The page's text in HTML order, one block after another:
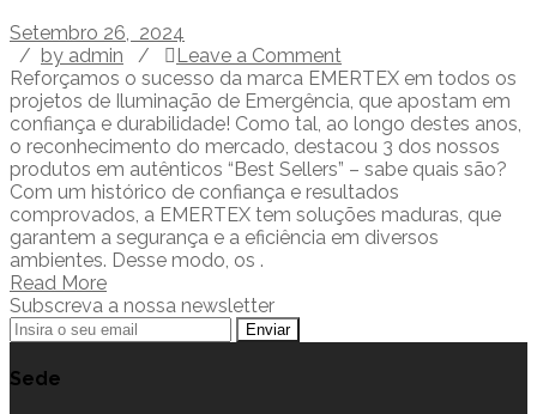
Setembro 26, 2024
/ by admin /
Leave a Comment
Reforçamos o sucesso da marca EMERTEX em todos os
projetos de Iluminação de Emergência, que apostam em
confiança e durabilidade! Como tal, ao longo destes anos,
o reconhecimento do mercado, destacou 3 dos nossos
produtos em autênticos “Best Sellers” – sabe quais são?
Com um histórico de confiança e resultados
comprovados, a EMERTEX tem soluções maduras, que
garantem a segurança e a eficiência em diversos
ambientes. Desse modo, os .
Read More
Subscreva a nossa newsletter
Sede